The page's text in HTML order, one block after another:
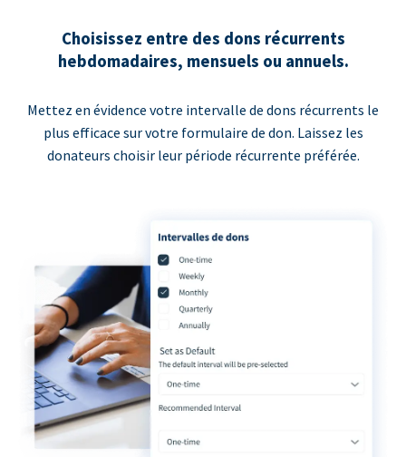
Choisissez entre des dons récurrents
hebdomadaires, mensuels ou annuels.
Mettez en évidence votre intervalle de dons récurrents le
plus efficace sur votre formulaire de don. Laissez les
donateurs choisir leur période récurrente préférée.